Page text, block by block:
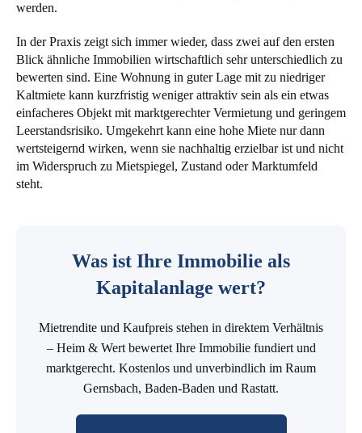
werden.
In der Praxis zeigt sich immer wieder, dass zwei auf den ersten
Blick ähnliche Immobilien wirtschaftlich sehr unterschiedlich zu
bewerten sind. Eine Wohnung in guter Lage mit zu niedriger
Kaltmiete kann kurzfristig weniger attraktiv sein als ein etwas
einfacheres Objekt mit marktgerechter Vermietung und geringem
Leerstandsrisiko. Umgekehrt kann eine hohe Miete nur dann
wertsteigernd wirken, wenn sie nachhaltig erzielbar ist und nicht
im Widerspruch zu Mietspiegel, Zustand oder Marktumfeld
steht.
Was ist Ihre Immobilie als
Kapitalanlage wert?
Mietrendite und Kaufpreis stehen in direktem Verhältnis
– Heim & Wert bewertet Ihre Immobilie fundiert und
marktgerecht. Kostenlos und unverbindlich im Raum
Gernsbach, Baden-Baden und Rastatt.